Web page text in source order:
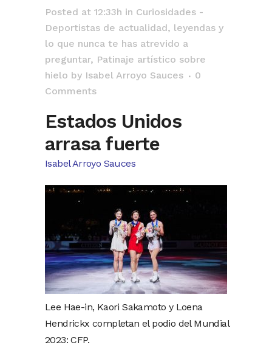
Posted at 12:33h in Curiosidades -
Deportistas de actualidad, leyendas y
lo que nunca te has atrevido a
preguntar, Patinaje artístico sobre
hielo by Isabel Arroyo Sauces
0
Comments
Estados Unidos
arrasa fuerte
Isabel Arroyo Sauces
Lee Hae-in, Kaori Sakamoto y Loena
Hendrickx completan el podio del Mundial
2023: CFP.